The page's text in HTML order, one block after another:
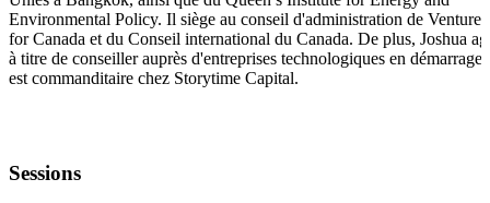
Environmental Policy. Il siège au conseil d'administration de Venture
for Canada et du Conseil international du Canada. De plus, Joshua
à titre de conseiller auprès d'entreprises technologiques en démarrage
est commanditaire chez Storytime Capital.
Sessions